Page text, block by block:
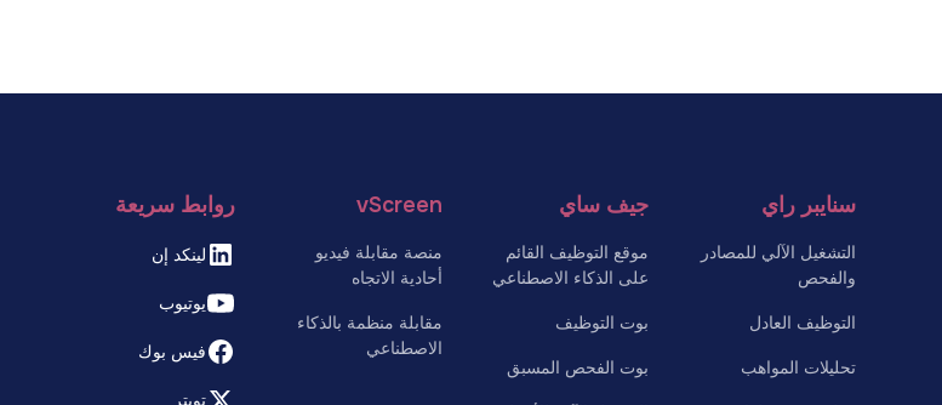
سنايبر راي
التشغيل الآلي للمصادر
والفحص
التوظيف العادل
تحليلات المواهب
جيف ساي
موقع التوظيف القائم
على الذكاء الاصطناعي
بوت التوظيف
بوت الفحص المسبق
vScreen
منصة مقابلة فيديو
أحادية الاتجاه
مقابلة منظمة بالذكاء
الاصطناعي
روابط سريعة
لينكد إن
يوتيوب
فيس بوك
تويتر